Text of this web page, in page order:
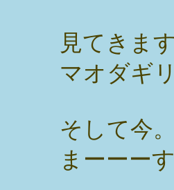
見てきま
マオダギリ
そして今
まーーーす